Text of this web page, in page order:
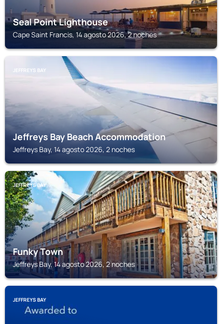
Seal Point Lighthouse
Cape Saint Francis, 14 agosto 2026, 2 noches
JEFFREYS BAY
Jeffreys Bay Beach Accommodation
Jeffreys Bay, 14 agosto 2026, 2 noches
JEFFREYS BAY
Funky Town
Jeffreys Bay, 14 agosto 2026, 2 noches
JEFFREYS BAY